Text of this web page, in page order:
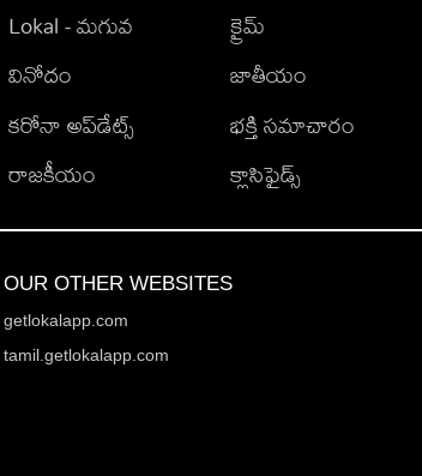
Lokal - మగువ
వినోదం
కరోనా అప్‌డేట్స్
రాజకీయం
క్రైమ్
జాతీయం
భక్తి సమాచారం
క్లాసిఫైడ్స్
OUR OTHER WEBSITES
getlokalapp.com
tamil.getlokalapp.com